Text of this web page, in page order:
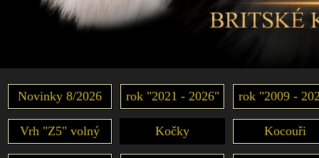
Novinky 8/2026 rok "2021 - 2026" rok "2009 -
Vrh "Z5" volný Kočky Kocouři